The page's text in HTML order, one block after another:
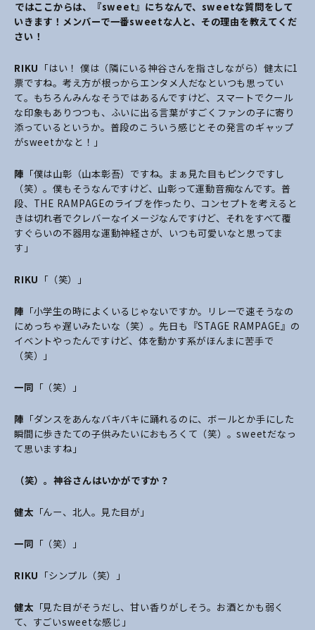
――ではここからは、『sweet』にちなんで、sweetな質問をして
いきます！メンバーで一番sweetな人と、その理由を教えてくだ
さい！
RIKU 「はい！ 僕は（隣にいる神谷さんを指さしながら）健太に1
票ですね。考え方が根っからエンタメ人だなといつも思ってい
て。もちろんみんなそうではあるんですけど、スマートでクール
な印象もありつつも、ふいに出る言葉がすごくファンの子に寄り
添っているというか。普段のこういう感じとその発言のギャップ
がsweetかなと！」
陣 「僕は山彰（山本彰吾）ですね。まぁ見た目もピンクですし
（笑）。僕もそうなんですけど、山彰って運動音痴なんです。普
段、THE RAMPAGEのライブを作ったり、コンセプトを考えると
きは切れ者でクレバーなイメージなんですけど、それをすべて覆
すぐらいの不器用な運動神経さが、いつも可愛いなと思ってま
す」
RIKU 「（笑）」
陣 「小学生の時によくいるじゃないですか。リレーで速そうなの
にめっちゃ遅いみたいな（笑）。先日も『STAGE RAMPAGE』の
イベントやったんですけど、体を動かす系がほんまに苦手で
（笑）」
一同 「（笑）」
陣 「ダンスをあんなバキバキに踊れるのに、ボールとか手にした
瞬間に歩きたての子供みたいにおもろくて（笑）。sweetだなっ
て思いますね」
――（笑）。神谷さんはいかがですか？
健太 「んー、北人。見た目が」
一同 「（笑）」
RIKU 「シンプル（笑）」
健太 「見た目がそうだし、甘い香りがしそう。お酒とかも弱く
て、すごいsweetな感じ」